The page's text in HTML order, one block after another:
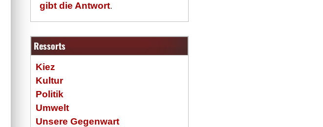
gibt die Antwort.
Ressorts
Kiez
Kultur
Politik
Umwelt
Unsere Gegenwart